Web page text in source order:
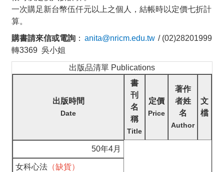
一次購足新台幣伍仟元以上之個人，結帳時以定價七折計
算。
購書請來信或電詢 ： anita@nricm.edu.tw / (02)28201999
轉3369 吳小姐
出版品清單 Publications
出版時間
Date
書
刊
名
稱
Title
定價
Price
著作
者姓
名
Author
文
檔
50年4月
女科心法 （缺貨）